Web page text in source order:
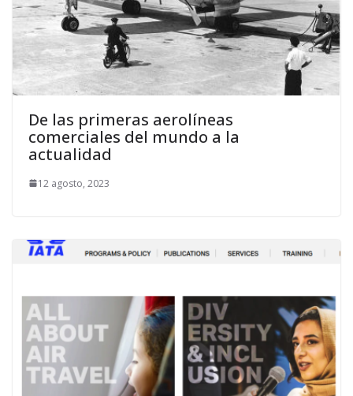
De las primeras aerolíneas
comerciales del mundo a la
actualidad
12 agosto, 2023